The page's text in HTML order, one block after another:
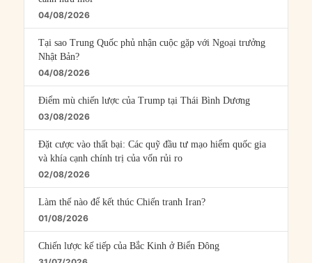
04/08/2026
Tại sao Trung Quốc phủ nhận cuộc gặp với Ngoại trưởng
Nhật Bản?
04/08/2026
Điểm mù chiến lược của Trump tại Thái Bình Dương
03/08/2026
Đặt cược vào thất bại: Các quỹ đầu tư mạo hiểm quốc gia
và khía cạnh chính trị của vốn rủi ro
02/08/2026
Làm thế nào để kết thúc Chiến tranh Iran?
01/08/2026
Chiến lược kế tiếp của Bắc Kinh ở Biển Đông